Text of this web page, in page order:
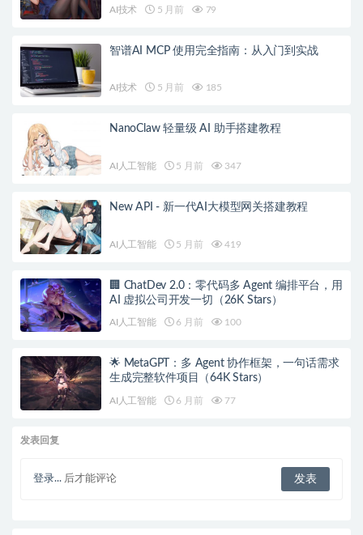
AI技术 5 月前 79
智谱AI MCP 使用完全指南：从入门到实战
AI技术 5 月前 185
NanoClaw 轻量级 AI 助手搭建教程
AI人工智能 5 月前 347
New API - 新一代AI大模型网关搭建教程
AI人工智能 5 月前 419
🏢 ChatDev 2.0：零代码多 Agent 编排平台，用
AI 虚拟公司开发一切（26K Stars）
AI人工智能 6 月前 100
🌟 MetaGPT：多 Agent 协作框架，一句话需求
生成完整软件项目（64K Stars）
AI人工智能 6 月前 77
发表回复
登录... 后才能评论